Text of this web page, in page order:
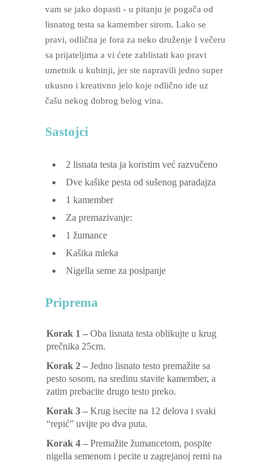
vam se jako dopasti - u pitanju je pogača od
lisnatog testa sa kamember sirom. Lako se
pravi, odlična je fora za neko druženje I večeru
sa prijateljima a vi ćete zablistati kao pravi
umetnik u kuhinji, jer ste napravili jedno super
ukusno i kreativno jelo koje odlično ide uz
čašu nekog dobrog belog vina.
Sastojci
2 lisnata testa ja koristim već razvučeno
Dve kašike pesta od sušenog paradajza
1 kamember
Za premazivanje:
1 žumance
Kašika mleka
Nigella seme za posipanje
Priprema
Korak 1 – Oba lisnata testa oblikujte u krug
prečnika 25cm.
Korak 2 – Jedno lisnato testo premažite sa
pesto sosom, na sredinu stavite kamember, a
zatim prebacite drugo testo preko.
Korak 3 – Krug isecite na 12 delova i svaki
“repić” uvijte po dva puta.
Korak 4 – Premažite žumancetom, pospite
nigella semenom i pecite u zagrejanoj rerni na